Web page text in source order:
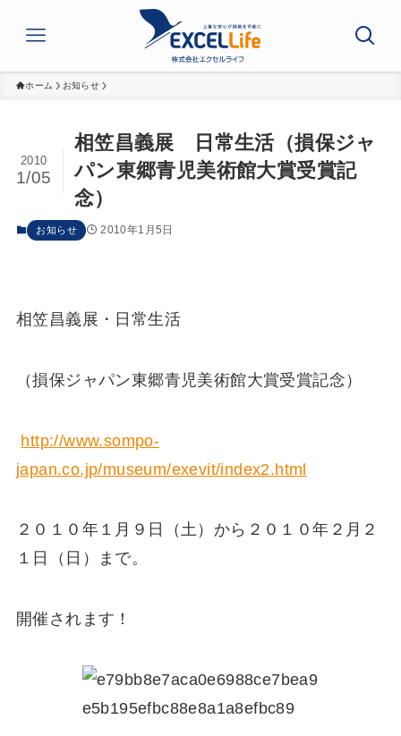
ホーム お知らせ
相笠昌義展 日常生活（損保ジャ
パン東郷青児美術館大賞受賞記
念）
2010
1/05
お知らせ 2010年1月5日
相笠昌義展・日常生活
（損保ジャパン東郷青児美術館大賞受賞記念）
http://www.sompo-
japan.co.jp/museum/exevit/index2.html
２０１０年１月９日（土）から２０１０年２月２
１日（日）まで。
開催されます！